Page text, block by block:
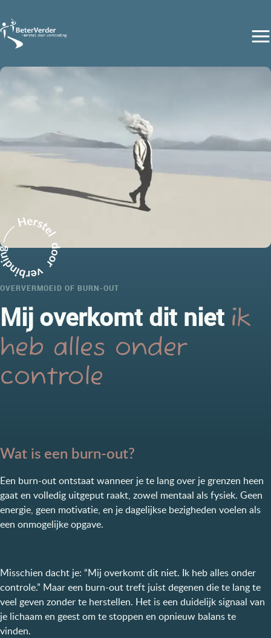
OVERVERMOEID OF BURN-OUT
Mij overkomt dit niet ik
heb alles onder
controle
Wat is een burn-out?
Een burn-out ontstaat wanneer je te lang over je grenzen heen
gaat en volledig uitgeput raakt, zowel mentaal als fysiek. Geen
energie, geen motivatie, en je dagelijkse bezigheden voelen als
een onmogelijke opgave.
Misschien dacht je: “Mij overkomt dit niet. Ik heb alles onder
controle.” Maar een burn-out treft juist degenen die te lang te
veel geven zonder te herstellen. Het is een duidelijk signaal van
je lichaam en geest om te stoppen en opnieuw balans te
vinden.